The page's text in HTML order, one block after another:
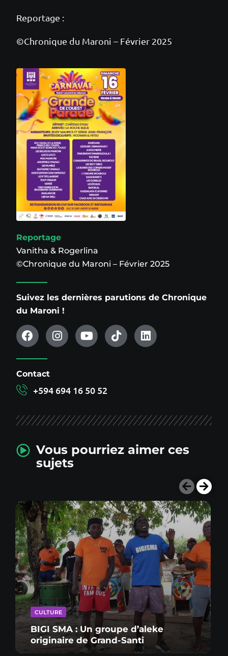
Reportage :
©Chronique du Maroni – Février 2025
Reportage
Vanitha & Rogerlina
©Chronique du Maroni – Février 2025
Suivez les dernières parutions de Chronique
du Maroni !
Contact
+594 694 16 50 52
Vous pourriez aimer ces
sujets
CULTURE
BIGI SMA : Un groupe d’aleke
originaire de Grand-Santi